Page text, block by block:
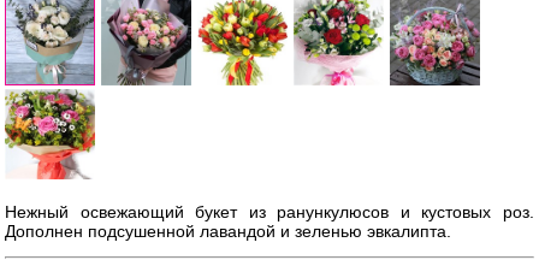
Нежный освежающий букет из ранункулюсов и кустовых роз.
Дополнен подсушенной лавандой и зеленью эвкалипта.